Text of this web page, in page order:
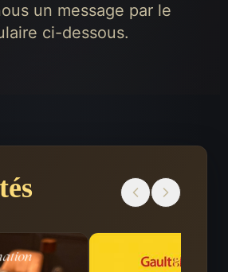
un message par le
ci-dessous.